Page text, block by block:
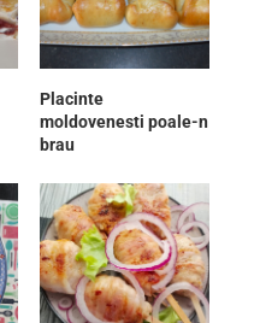
Placinte
moldovenesti poale-n
brau